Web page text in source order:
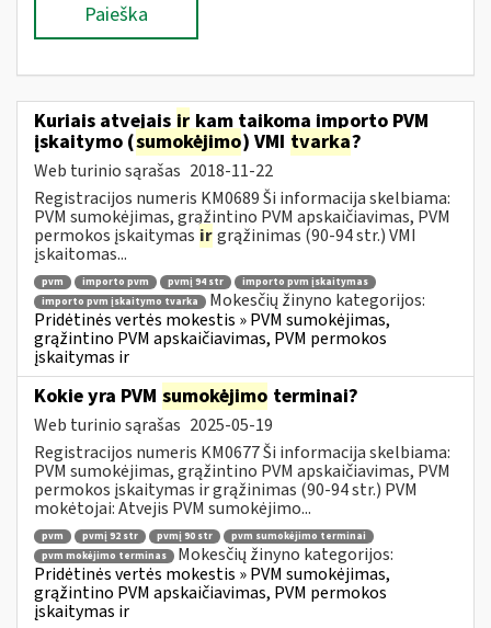
Paieška
Kuriais atvejais ir kam taikoma importo PVM
įskaitymo (sumokėjimo) VMI tvarka?
Web turinio sąrašas 2018-11-22
Registracijos numeris KM0689 Ši informacija skelbiama:
PVM sumokėjimas, grąžintino PVM apskaičiavimas, PVM
permokos įskaitymas irgrąžinimas (90-94 str.) VMI
įskaitomas...
pvm importo pvm pvmį 94 str
importo pvm įskaitymas
importo pvm įskaitymo tvarka
Mokesčių žinyno kategorijos:
Pridėtinės vertės mokestis » PVM sumokėjimas,
grąžintino PVM apskaičiavimas, PVM permokos
įskaitymas ir
Kokie yra PVM sumokėjimo terminai?
Web turinio sąrašas 2025-05-19
Registracijos numeris KM0677 Ši informacija skelbiama:
PVM sumokėjimas, grąžintino PVM apskaičiavimas, PVM
permokos įskaitymas ir grąžinimas (90-94 str.) PVM
mokėtojai: Atvejis PVM sumokėjimo...
pvm pvmį 92 str pvmį 90 str
pvm sumokėjimo terminai
pvm mokėjimo terminas
Mokesčių žinyno kategorijos:
Pridėtinės vertės mokestis » PVM sumokėjimas,
grąžintino PVM apskaičiavimas, PVM permokos
įskaitymas ir